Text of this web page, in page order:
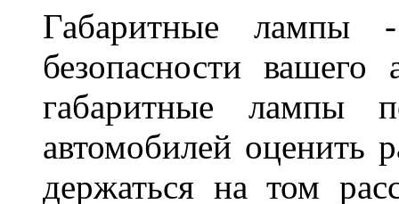
Габаритные лампы
безопасности
габаритные лампы
автомобилей оценить
держаться на том